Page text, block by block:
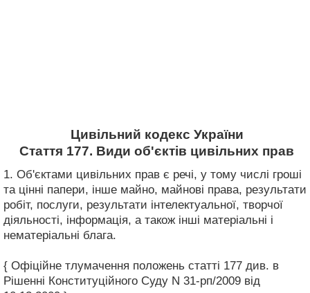
Цивільний кодекс України
Стаття 177. Види об'єктів цивільних прав
1. Об'єктами цивільних прав є речі, у тому числі гроші
та цінні папери, інше майно, майнові права, результати
робіт, послуги, результати інтелектуальної, творчої
діяльності, інформація, а також інші матеріальні і
нематеріальні блага.
{ Офіційне тлумачення положень статті 177 див. в
Рішенні Конституційного Суду N 31-рп/2009 від